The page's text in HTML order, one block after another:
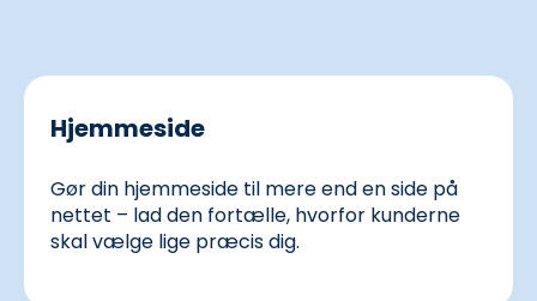
Hjemmeside
Gør din hjemmeside til mere end en side på
nettet – lad den fortælle, hvorfor kunderne
skal vælge lige præcis dig.